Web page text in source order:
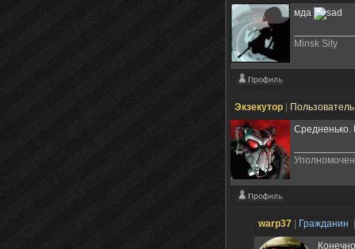
мда
Minsk Sity
Экзекутор
Средненько.
warp37 Гражданин